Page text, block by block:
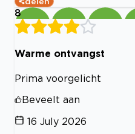
8
Warme ontvangst
Prima voorgelicht
Beveelt aan
16 July 2026